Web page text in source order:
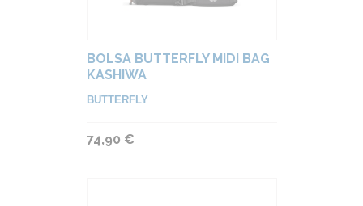
BOLSA BUTTERFLY MIDI BAG
KASHIWA
BUTTERFLY
74,90 €